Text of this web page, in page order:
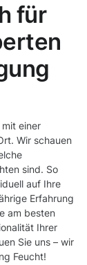
für
einer
Wir schauen
sind. So
auf Ihre
Erfahrung
am besten
Ihrer
Sie uns – wir
Feucht!